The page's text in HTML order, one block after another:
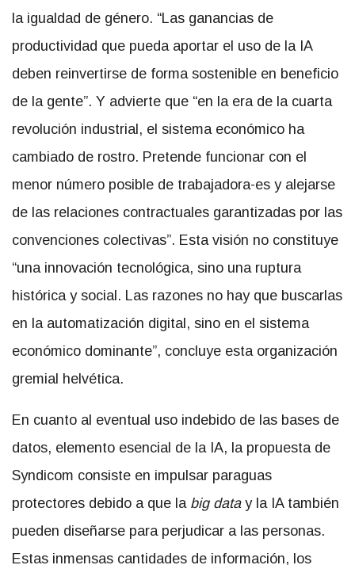
la igualdad de género. “Las ganancias de
productividad que pueda aportar el uso de la IA
deben reinvertirse de forma sostenible en beneficio
de la gente”. Y advierte que “en la era de la cuarta
revolución industrial, el sistema económico ha
cambiado de rostro. Pretende funcionar con el
menor número posible de trabajadora-es y alejarse
de las relaciones contractuales garantizadas por las
convenciones colectivas”. Esta visión no constituye
“una innovación tecnológica, sino una ruptura
histórica y social. Las razones no hay que buscarlas
en la automatización digital, sino en el sistema
económico dominante”, concluye esta organización
gremial helvética.
En cuanto al eventual uso indebido de las bases de
datos, elemento esencial de la IA, la propuesta de
Syndicom consiste en impulsar paraguas
protectores debido a que la big datay la IA también
pueden diseñarse para perjudicar a las personas.
Estas inmensas cantidades de información, los